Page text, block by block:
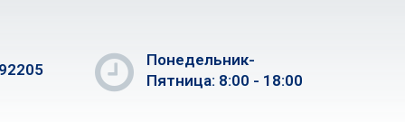
Понедельник-
Пятница: 8:00 - 18:00